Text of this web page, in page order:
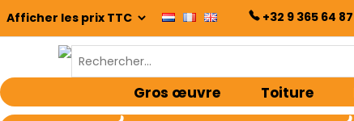
+32 9 365 64 87
Gros œuvre Toiture